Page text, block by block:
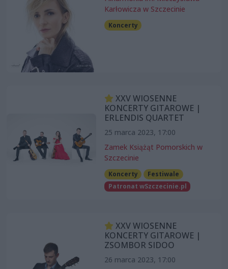
Karłowicza w Szczecinie
Koncerty
XXV WIOSENNE
KONCERTY GITAROWE |
ERLENDIS QUARTET
25 marca 2023, 17:00
Zamek Książąt Pomorskich w
Szczecinie
Koncerty
Festiwale
Patronat wSzczecinie.pl
XXV WIOSENNE
KONCERTY GITAROWE |
ZSOMBOR SIDOO
26 marca 2023, 17:00